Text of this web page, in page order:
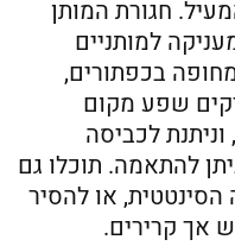
חגורת המותן
למותניים
בכפתורים,
שפע מקום
לכביסה
להתאמה. תוכלו גם
הסינטטית, או להסיר
אך קרירים.